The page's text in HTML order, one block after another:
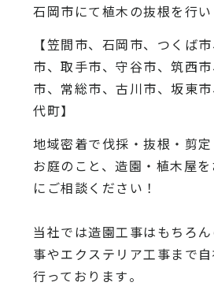
石岡市にて植木の抜根を行い
【笠間市、石岡市、つくば
市、取手市、守谷市、筑西
市、常総市、古川市、坂東
代町】
地域密着で伐採・抜根・剪
お庭のこと、造園・ 植木屋
にご相談ください！
当社では造園工事はもちろん
事やエクステリア工事まで
行っております。